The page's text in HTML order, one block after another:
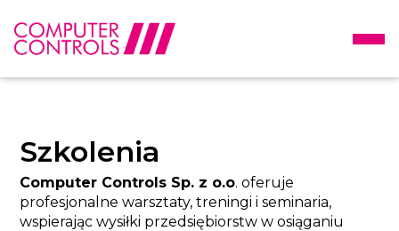
Szkolenia
Computer Controls Sp. z o.o. oferuje
profesjonalne warsztaty, treningi i seminaria,
wspierając wysiłki przedsiębiorstw w osiąganiu